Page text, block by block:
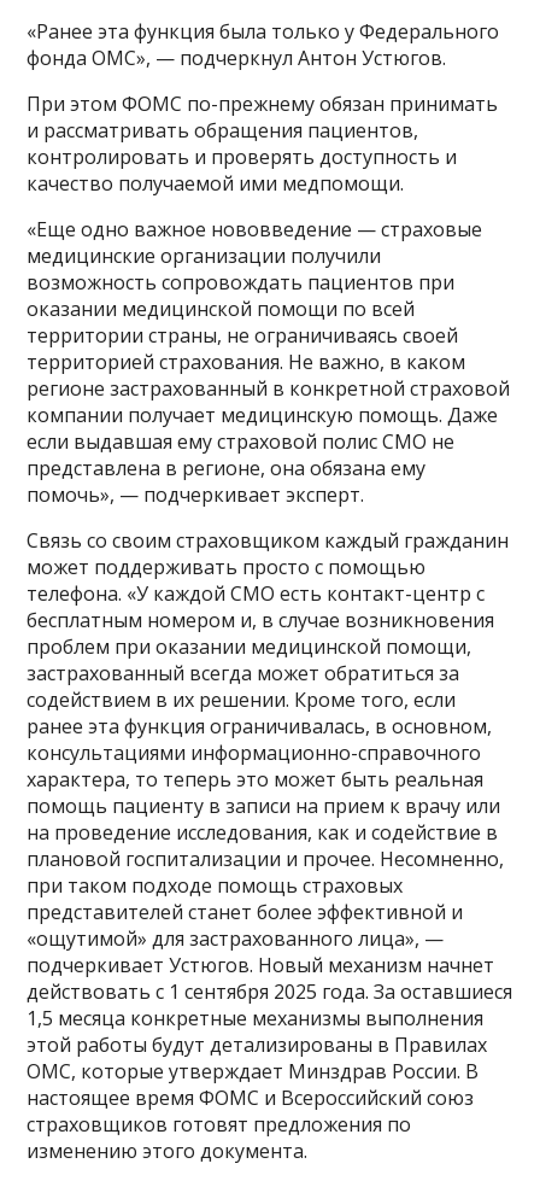
«Ранее эта функция была только у Федерального
фонда ОМС», — подчеркнул Антон Устюгов.
При этом ФОМС по-прежнему обязан принимать
и рассматривать обращения пациентов,
контролировать и проверять доступность и
качество получаемой ими медпомощи.
«Еще одно важное нововведение — страховые
медицинские организации получили
возможность сопровождать пациентов при
оказании медицинской помощи по всей
территории страны, не ограничиваясь своей
территорией страхования. Не важно, в каком
регионе застрахованный в конкретной страховой
компании получает медицинскую помощь. Даже
если выдавшая ему страховой полис СМО не
представлена в регионе, она обязана ему
помочь», — подчеркивает эксперт.
Связь со своим страховщиком каждый гражданин
может поддерживать просто с помощью
телефона. «У каждой СМО есть контакт-центр с
бесплатным номером и, в случае возникновения
проблем при оказании медицинской помощи,
застрахованный всегда может обратиться за
содействием в их решении. Кроме того, если
ранее эта функция ограничивалась, в основном,
консультациями информационно-справочного
характера, то теперь это может быть реальная
помощь пациенту в записи на прием к врачу или
на проведение исследования, как и содействие в
плановой госпитализации и прочее. Несомненно,
при таком подходе помощь страховых
представителей станет более эффективной и
«ощутимой» для застрахованного лица», —
подчеркивает Устюгов. Новый механизм начнет
действовать с 1 сентября 2025 года. За оставшиеся
1,5 месяца конкретные механизмы выполнения
этой работы будут детализированы в Правилах
ОМС, которые утверждает Минздрав России. В
настоящее время ФОМС и Всероссийский союз
страховщиков готовят предложения по
изменению этого документа.